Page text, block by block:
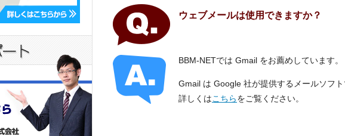
ウェブメールは使用できますか？
BBM-NETでは Gmail をお薦めしています。
Gmail は Google 社が提供するメールソフ
詳しくはこちらをご覧ください。